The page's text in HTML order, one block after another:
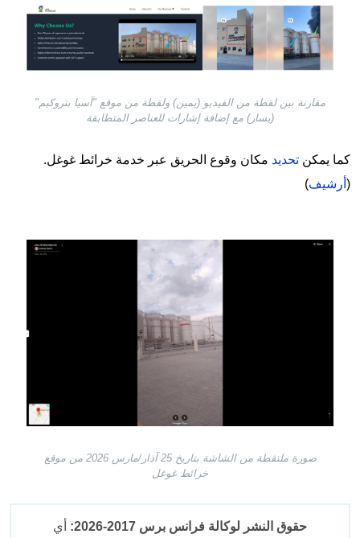
Image
مقارنة بين لقطة من الفيديو (يمين) ولقطة من موقع "آسيا بتروكيم"
(يسار) مع إضافة إشارات للعناصر المتطابقة
كما يمكن تحديد مكان وقوع الحريق عبر خدمة خرائط غوغل.
( أرشيف)
Image
صورة ملتقطة من الشاشة بتاريخ 25 آذار/مارس 2026 من موقع
خرائط غوغل
حقوق النشر لوكالة فرانس برس 2017-2026:
أي